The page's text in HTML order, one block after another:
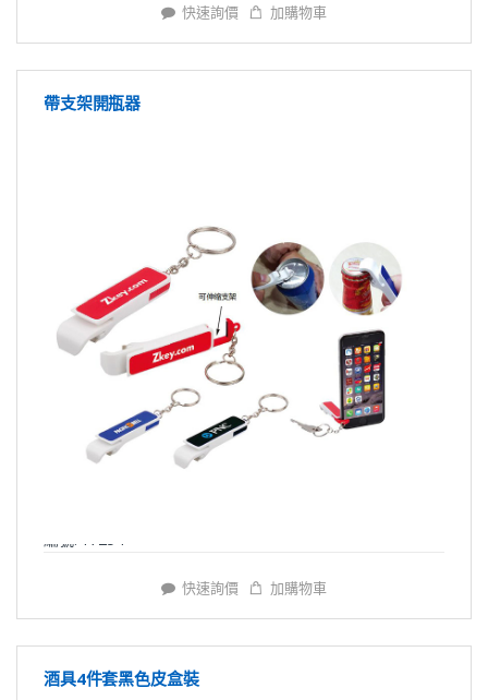
快速詢價 加購物車
帶支架開瓶器
編號: Y7254
快速詢價 加購物車
酒具4件套黑色皮盒裝